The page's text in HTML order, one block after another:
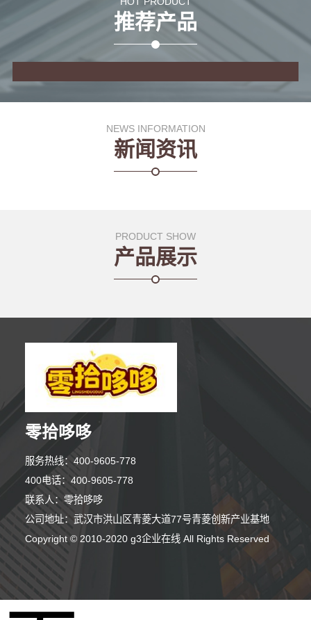
推荐产品
NEWS INFORMATION
新闻资讯
PRODUCT SHOW
产品展示
零拾哆哆
服务热线：400-9605-778
400电话：400-9605-778
联系人：零拾哆哆
公司地址：武汉市洪山区青菱大道77号青菱创新产业基地
Copyright © 2010-2020 g3企业在线 All Rights Reserved
5分钟前 顾女士 正在咨询
9分钟前 林小姐 正在咨询
9分钟前 朱先生 正在咨询